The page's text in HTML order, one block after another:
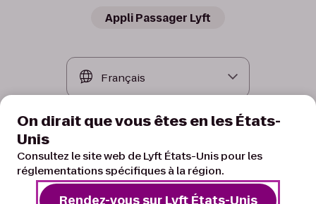
Appli Passager Lyft
On dirait que vous êtes en les États-
Unis
Consultez le site web de Lyft États-Unis pour les
réglementations spécifiques à la région.
Rendez-vous sur Lyft États-Unis